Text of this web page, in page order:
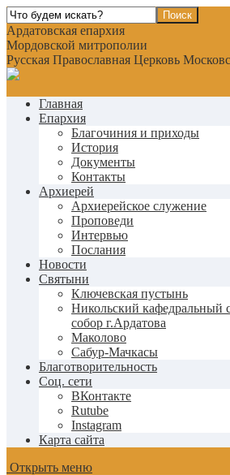
Ардатовская епархия
Мордовской митрополии
Русская Православная Церковь
Главная
Епархия
Благочиния и приходы
История
Документы
Контакты
Архиерей
Архиерейское служение
Проповеди
Интервью
Послания
Новости
Святыни
Ключевская пустынь
Никольский кафедральный
собор г.Ардатова
Маколово
Сабур-Мачкасы
Благотворительность
Соц. сети
ВКонтакте
Rutube
Instagram
Карта сайта
Открыть меню